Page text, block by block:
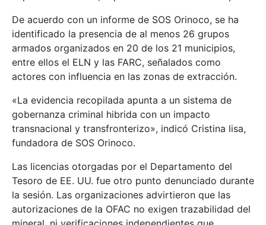
De acuerdo con un informe de SOS Orinoco, se ha
identificado la presencia de al menos 26 grupos
armados organizados en 20 de los 21 municipios,
entre ellos el ELN y las FARC, señalados como
actores con influencia en las zonas de extracción.
«La evidencia recopilada apunta a un sistema de
gobernanza criminal hibrida con un impacto
transnacional y transfronterizo», indicó Cristina lisa,
fundadora de SOS Orinoco.
Las licencias otorgadas por el Departamento del
Tesoro de EE. UU. fue otro punto denunciado durante
la sesión. Las organizaciones advirtieron que las
autorizaciones de la OFAC no exigen trazabilidad del